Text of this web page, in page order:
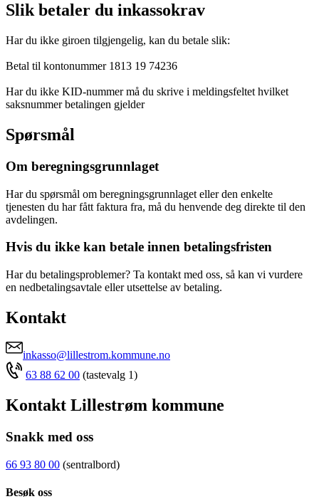
Slik betaler du inkassokrav
Har du ikke giroen tilgjengelig, kan du betale slik:
Betal til kontonummer 1813 19 74236
Har du ikke KID-nummer må du skrive i meldingsfeltet hvilket
saksnummer betalingen gjelder
Spørsmål
Om beregningsgrunnlaget
Har du spørsmål om beregningsgrunnlaget eller den enkelte
tjenesten du har fått faktura fra, må du henvende deg direkte til den
avdelingen.
Hvis du ikke kan betale innen betalingsfristen
Har du betalingsproblemer? Ta kontakt med oss, så kan vi vurdere
en nedbetalingsavtale eller utsettelse av betaling.
Kontakt
inkasso@lillestrom.kommune.no
63 88 62 00 (tastevalg 1)
Kontakt Lillestrøm kommune
Snakk med oss
66 93 80 00 (sentralbord)
Besøk oss